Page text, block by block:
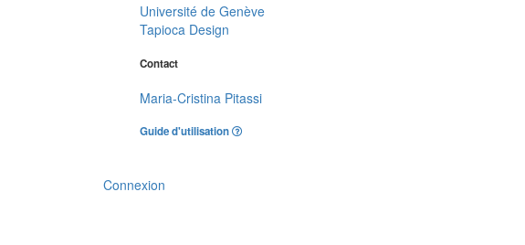
Université de Genève
Tapioca Design
Contact
Maria-Cristina Pitassi
Guide d'utilisation
Connexion